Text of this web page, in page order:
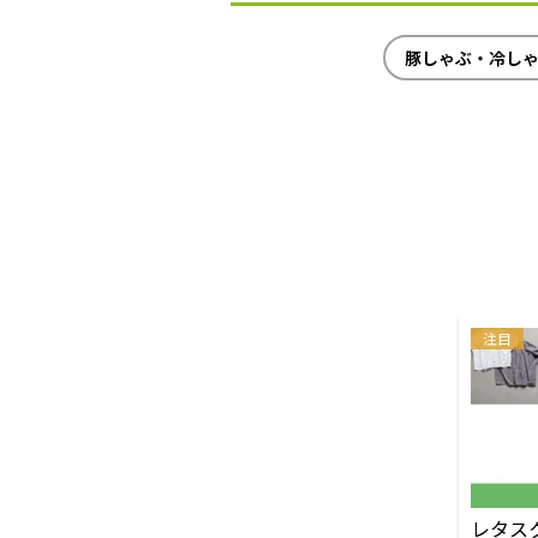
豚しゃぶ・冷し
注目
レタス